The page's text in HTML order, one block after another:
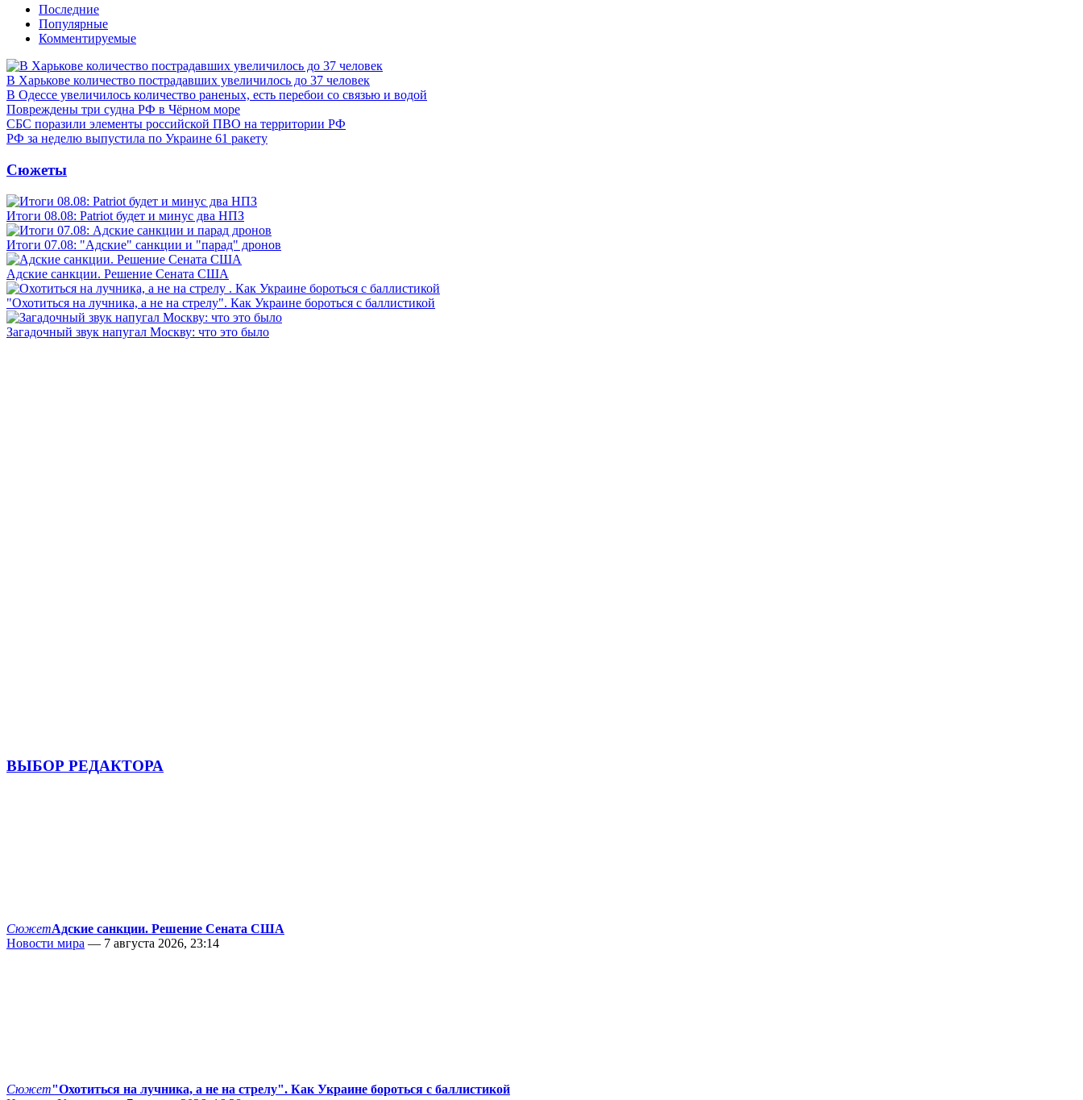
Последние
Популярные
Комментируемые
В Харькове количество пострадавших увеличилось до 37 человек
В Одессе увеличилось количество раненых, есть перебои со связью и водой
Повреждены три судна РФ в Чёрном море
СБС поразили элементы российской ПВО на территории РФ
РФ за неделю выпустила по Украине 61 ракету
Сюжеты
Итоги 08.08: Patriot будет и минус два НПЗ
Итоги 07.08: "Адские" санкции и "парад" дронов
Адские санкции. Решение Сената США
"Охотиться на лучника, а не на стрелу". Как Украине бороться с баллистикой
Загадочный звук напугал Москву: что это было
ВЫБОР РЕДАКТОРА
СюжетАдские санкции. Решение Сената США
Новости мира — 7 августа 2026, 23:14
Сюжет"Охотиться на лучника, а не на стрелу". Как Украине бороться с баллистикой